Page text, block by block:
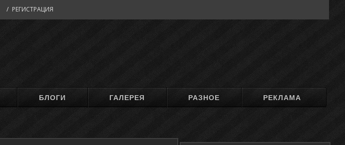
/ РЕГИСТРАЦИЯ
БЛОГИ ГАЛЕРЕЯ РАЗНОЕ РЕКЛАМА